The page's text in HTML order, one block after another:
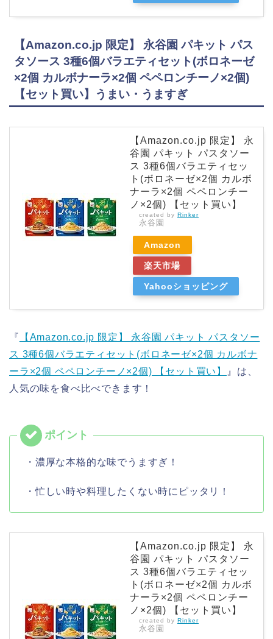
【Amazon.co.jp 限定】 永谷園 パキット パス
タソース 3種6個バラエティセット(ボロネーゼ
×2個 カルボナーラ×2個 ペペロンチーノ×2個)
【セット買い】うまい・うますぎ
【Amazon.co.jp 限定】 永
谷園 パキット パスタソー
ス 3種6個バラエティセッ
ト(ボロネーゼ×2個 カルボ
ナーラ×2個 ペペロンチー
ノ×2個) 【セット買い】
created by Rinker
永谷園
Amazon
楽天市場
Yahooショッピング
『
【Amazon.co.jp 限定】 永谷園 パキット パスタソー
ス 3種6個バラエティセット(ボロネーゼ×2個 カルボナ
ーラ×2個 ペペロンチーノ×2個) 【セット買い】
』は、
人気の味を食べ比べできます！
・濃厚な本格的な味でうますぎ！
・忙しい時や料理したくない時にピッタリ！
【Amazon.co.jp 限定】 永
谷園 パキット パスタソー
ス 3種6個バラエティセッ
ト(ボロネーゼ×2個 カルボ
ナーラ×2個 ペペロンチー
ノ×2個) 【セット買い】
created by Rinker
永谷園